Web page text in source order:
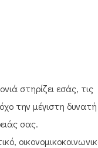
στηρίζει εσάς, τις
την μέγιστη δυνατή
σας.